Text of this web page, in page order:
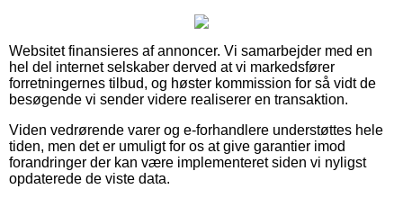
Websitet finansieres af annoncer. Vi samarbejder med en
hel del internet selskaber derved at vi markedsfører
forretningernes tilbud, og høster kommission for så vidt de
besøgende vi sender videre realiserer en transaktion.
Viden vedrørende varer og e-forhandlere understøttes hele
tiden, men det er umuligt for os at give garantier imod
forandringer der kan være implementeret siden vi nyligst
opdaterede de viste data.